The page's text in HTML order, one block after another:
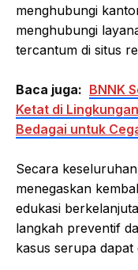
menghubungi
menghubungi
tercantum di situs
Baca juga: BNNK
Ketat di
Bedagai untuk
Secara
menegaskan
edukasi
langkah preventif
kasus serupa dapat